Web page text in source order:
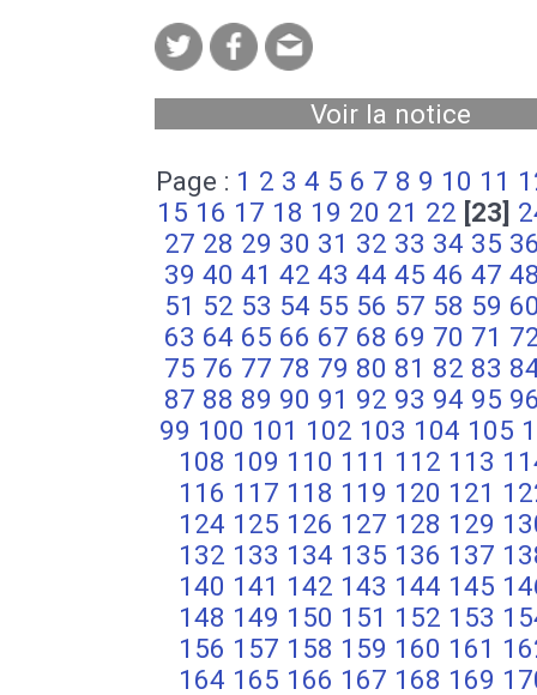
Voir la notice
Page : 1 2 3 4 5 6 7 8 9 10 11
15 16 17 18 19 20 21 22 [23]
27 28 29 30 31 32 33 34 35
39 40 41 42 43 44 45 46 47
51 52 53 54 55 56 57 58 59
63 64 65 66 67 68 69 70 71
75 76 77 78 79 80 81 82 83
87 88 89 90 91 92 93 94 95
99 100 101 102 103 104 105
108 109 110 111 112 113
116 117 118 119 120 121
124 125 126 127 128 129
132 133 134 135 136 137
140 141 142 143 144 145
148 149 150 151 152 153
156 157 158 159 160 161
164 165 166 167 168 169